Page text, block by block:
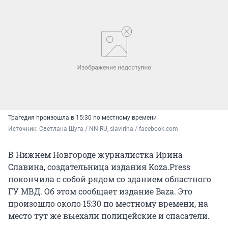
Трагедия произошла в 15:30 по местному времени
Источник: Светлана Шуга / NN.RU, slavirina / facebook.com
В Нижнем Новгороде журналистка Ирина
Славина, создательница издания Koza.Press
покончила с собой рядом со зданием областного
ГУ МВД. Об этом сообщает издание Baza. Это
произошло около 15:30 по местному времени, на
место тут же выехали полицейские и спасатели.